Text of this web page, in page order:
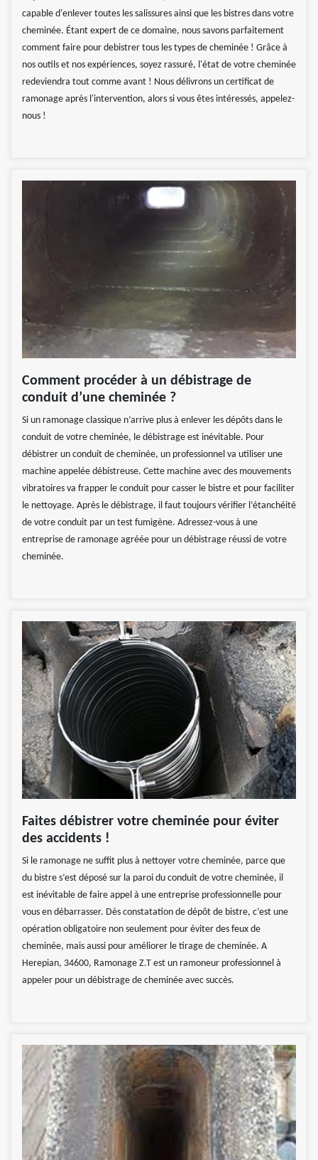
capable d'enlever toutes les salissures ainsi que les bistres dans votre
cheminée. Étant expert de ce domaine, nous savons parfaitement
comment faire pour debistrer tous les types de cheminée ! Grâce à
nos outils et nos expériences, soyez rassuré, l'état de votre cheminée
redeviendra tout comme avant ! Nous délivrons un certificat de
ramonage après l'intervention, alors si vous êtes intéressés, appelez-
nous !
Comment procéder à un débistrage de
conduit d’une cheminée ?
Si un ramonage classique n’arrive plus à enlever les dépôts dans le
conduit de votre cheminée, le débistrage est inévitable. Pour
débistrer un conduit de cheminée, un professionnel va utiliser une
machine appelée débistreuse. Cette machine avec des mouvements
vibratoires va frapper le conduit pour casser le bistre et pour faciliter
le nettoyage. Après le débistrage, il faut toujours vérifier l’étanchéité
de votre conduit par un test fumigène. Adressez-vous à une
entreprise de ramonage agréée pour un débistrage réussi de votre
cheminée.
Faites débistrer votre cheminée pour éviter
des accidents !
Si le ramonage ne suffit plus à nettoyer votre cheminée, parce que
du bistre s’est déposé sur la paroi du conduit de votre cheminée, il
est inévitable de faire appel à une entreprise professionnelle pour
vous en débarrasser. Dès constatation de dépôt de bistre, c’est une
opération obligatoire non seulement pour éviter des feux de
cheminée, mais aussi pour améliorer le tirage de cheminée. A
Herepian, 34600, Ramonage Z.T est un ramoneur professionnel à
appeler pour un débistrage de cheminée avec succès.